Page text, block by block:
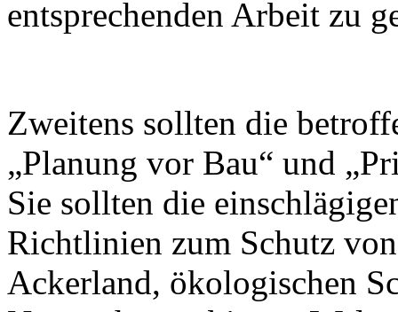
entsprechenden Arbeit zu
Zweitens sollten die
„Planung vor Bau“ und
Sie sollten die
Richtlinien zum Schutz
Ackerland, ökologischen